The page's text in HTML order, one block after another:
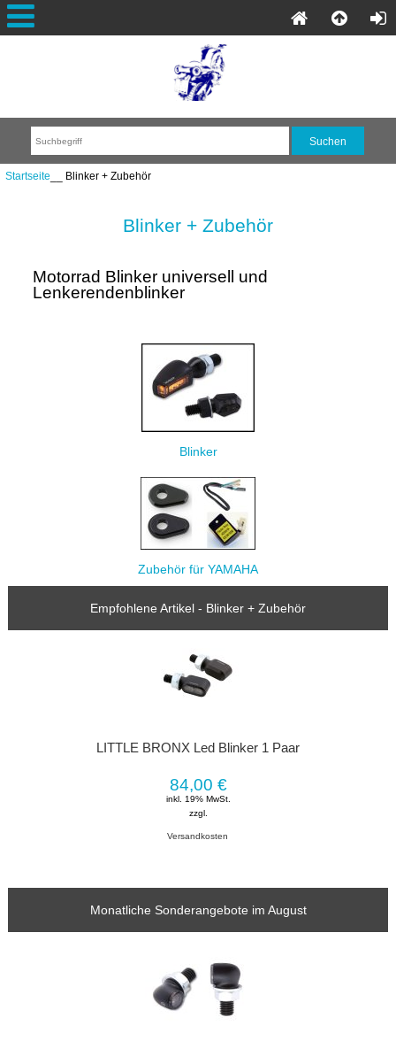
Startseite __ Blinker + Zubehör
Blinker + Zubehör
Motorrad Blinker universell und
Lenkerendenblinker
Blinker
Zubehör für YAMAHA
Empfohlene Artikel - Blinker + Zubehör
LITTLE BRONX Led Blinker 1 Paar
84,00 €
inkl. 19% MwSt.
zzgl.
Versandkosten
Monatliche Sonderangebote im August